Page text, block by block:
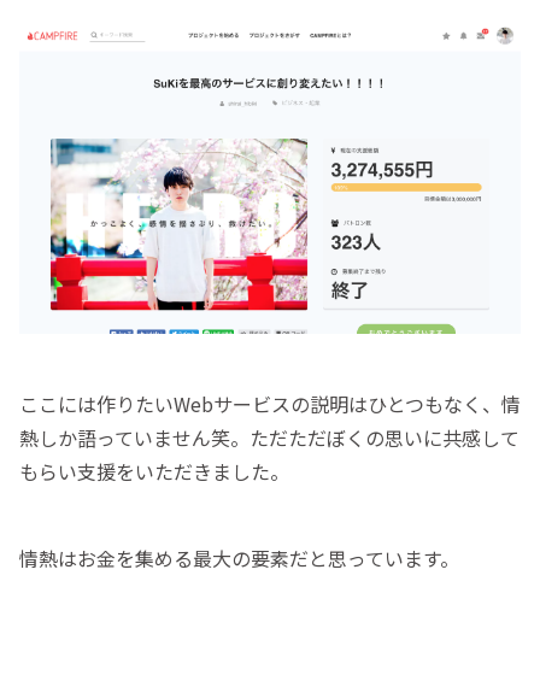
ここには作りたいWebサービスの説明はひとつもなく、情
熱しか語っていません笑。ただただぼくの思いに共感して
もらい支援をいただきました。
情熱はお金を集める最大の要素だと思っています。